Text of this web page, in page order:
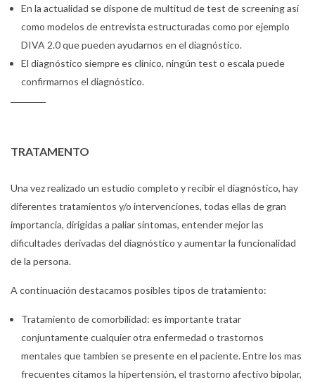
En la actualidad se dispone de multitud de test de screening así
como modelos de entrevista estructuradas como por ejemplo
DIVA 2.0 que pueden ayudarnos en el diagnóstico.
El diagnóstico siempre es clínico, ningún test o escala puede
confirmarnos el diagnóstico.
TRATAMENTO
Una vez realizado un estudio completo y recibir el diagnóstico, hay
diferentes tratamientos y/o intervenciones, todas ellas de gran
importancia, dirigidas a paliar síntomas, entender mejor las
dificultades derivadas del diagnóstico y aumentar la funcionalidad
de la persona.
A continuación destacamos posibles tipos de tratamiento:
Tratamiento de comorbilidad: es importante tratar
conjuntamente cualquier otra enfermedad o trastornos
mentales que tambien se presente en el paciente. Entre los mas
frecuentes citamos la hipertensión, el trastorno afectivo bipolar,